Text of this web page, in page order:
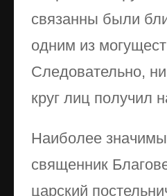
связанны были
одним из
Следовательно,
круг лиц получил
Наиболее
священник
царский